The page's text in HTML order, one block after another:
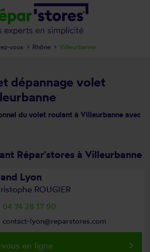
dépannage volet
du volet roulant à Villeurbanne avec
Répar'stores à Villeurbanne
Lyon
ROUGIER
04 74 28 17 90
contact-lyon@reparstores.com
en ligne keyboard_arrow_right
vous Rhône Villeurbanne